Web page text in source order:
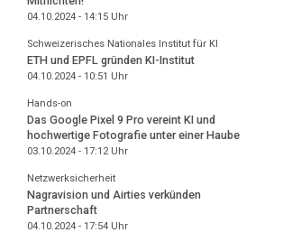
04.10.2024 - 14:15Uhr
Schweizerisches Nationales Institut für KI
ETH und EPFL gründen KI-Institut
04.10.2024 - 10:51 Uhr
Hands-on
Das Google Pixel 9 Pro vereint KI und
hochwertige Fotografie unter einer Haube
03.10.2024 - 17:12Uhr
Netzwerksicherheit
Nagravision und Airties verkünden
Partnerschaft
04.10.2024 - 17:54Uhr